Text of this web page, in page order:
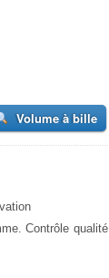
Volume à bille
Contrôle qualité